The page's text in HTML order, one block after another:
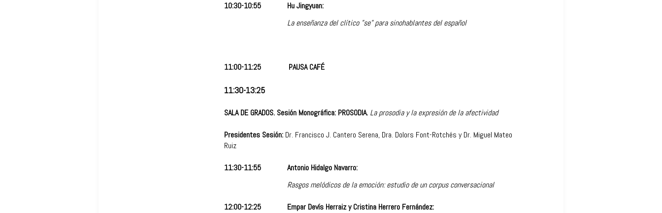
10:30-10:55
Hu Jingyuan:
La enseñanza del clítico "se" para sinohablantes del español
11:00-11:25 PAUSA CAFÉ
11:30-13:25
SALA DE GRADOS. Sesión Monográfica: PROSODIA. La prosodia y la expresión de la afectividad
Presidentes Sesión: Dr. Francisco J. Cantero Serena, Dra. Dolors Font-Rotchés y Dr. Miguel Mateo
Ruiz
11:30-11:55
Antonio Hidalgo Navarro:
Rasgos melódicos de la emoción: estudio de un corpus conversacional
12:00-12:25 Empar Devís Herraiz y Cristina Herrero Fernández: